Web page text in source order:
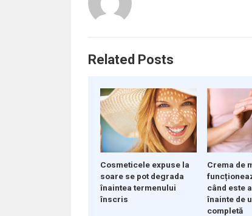
Related Posts
Cosmeticele expuse la
soare se pot degrada
înaintea termenului
înscris
Crema de
când este
înainte de
completă